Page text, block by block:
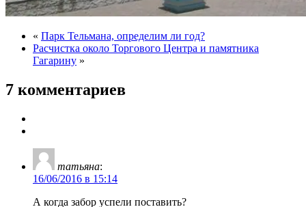
« Парк Тельмана, определим ли год?
Расчистка около Торгового Центра и памятника
Гагарину »
7 комментариев
татьяна:
16/06/2016 в 15:14
А когда забор успели поставить?